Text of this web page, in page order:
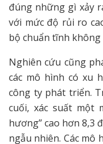
đúng những gì xảy
với mức độ rủi ro
bộ chuẩn tĩnh không
Nghiên cứu cũng
các mô hình có xu
công ty phát triển.
cuối, xác suất một
hương” cao hơn 8,3
ngẫu nhiên. Các mô